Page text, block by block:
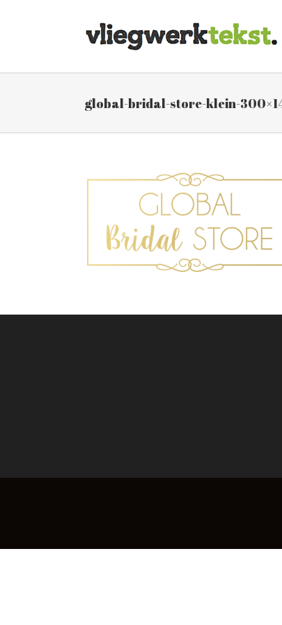
global-bridal-store-klein-